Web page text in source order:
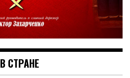
В СТРАНЕ